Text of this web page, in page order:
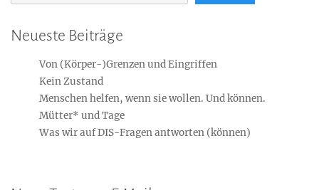
Neueste Beiträge
Von (Körper-)Grenzen und Eingriffen
Kein Zustand
Menschen helfen, wenn sie wollen. Und können.
Mütter* und Tage
Was wir auf DIS-Fragen antworten (können)